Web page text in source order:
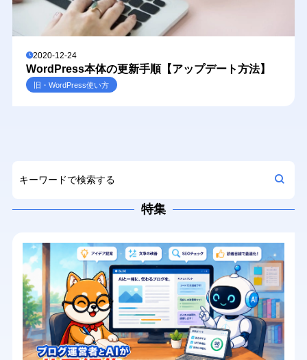
2020-12-24
WordPress本体の更新手順【アップデート方法】
旧・WordPress使い方
特集